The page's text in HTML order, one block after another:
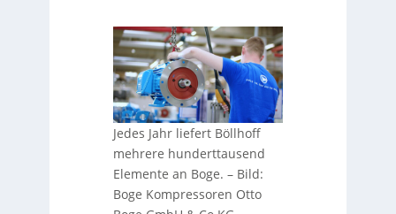
Jedes Jahr liefert Böllhoff
mehrere hunderttausend
Elemente an Boge. – Bild:
Boge Kompressoren Otto